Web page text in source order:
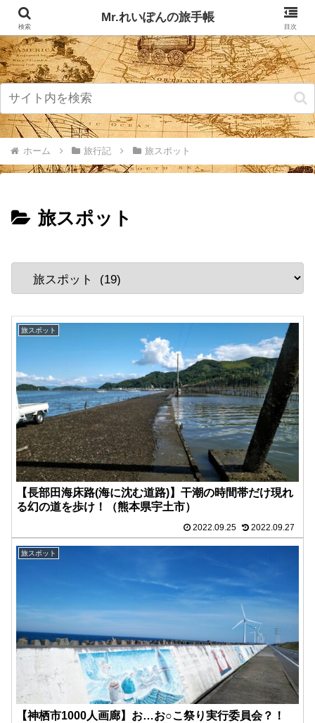
記事掲載マップ お問い合わせ
ホーム 旅行記 旅スポット
旅スポット
旅スポット
【長部田海床路(海に沈む道路)】干潮の時間帯だけ現れ
る幻の道を歩け！（熊本県宇土市）
2022.09.25 2022.09.27
旅スポット
【神栖市1000人画廊】お…お○こ祭り実行委員会？！
検索
Mr.れいぽんの旅手帳
目次